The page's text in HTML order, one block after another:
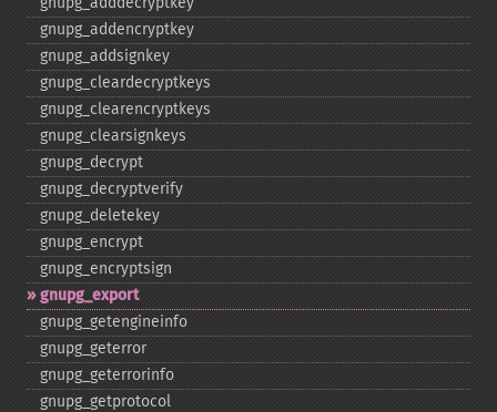
gnupg_​addencryptkey
gnupg_​addsignkey
gnupg_​cleardecryptkeys
gnupg_​clearencryptkeys
gnupg_​clearsignkeys
gnupg_​decrypt
gnupg_​decryptverify
gnupg_​deletekey
gnupg_​encrypt
gnupg_​encryptsign
gnupg_​export
gnupg_​getengineinfo
gnupg_​geterror
gnupg_​geterrorinfo
gnupg_​getprotocol